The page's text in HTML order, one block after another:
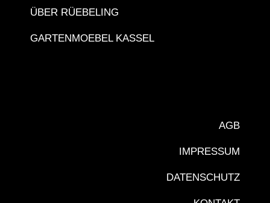
ÜBER RÜEBELING
GARTENMOEBEL KASSEL
AGB
IMPRESSUM
DATENSCHUTZ